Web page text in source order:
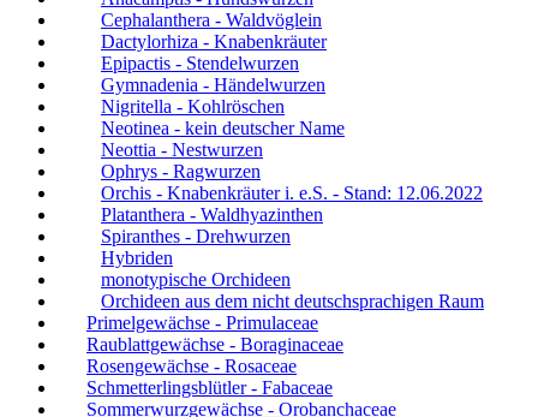
Cephalanthera - Waldvöglein
Dactylorhiza - Knabenkräuter
Epipactis - Stendelwurzen
Gymnadenia - Händelwurzen
Nigritella - Kohlröschen
Neotinea - kein deutscher Name
Neottia - Nestwurzen
Ophrys - Ragwurzen
Orchis - Knabenkräuter i. e.S. - Stand: 12.06.2022
Platanthera - Waldhyazinthen
Spiranthes - Drehwurzen
Hybriden
monotypische Orchideen
Orchideen aus dem nicht deutschsprachigen Raum
Primelgewächse - Primulaceae
Raublattgewächse - Boraginaceae
Rosengewächse - Rosaceae
Schmetterlingsblütler - Fabaceae
Sommerwurzgewächse - Orobanchaceae